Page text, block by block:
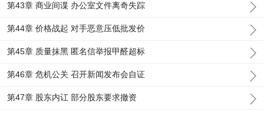
第43章 商业间谍 办公室文件离奇失踪
第44章 价格战起 对手恶意压低批发价
第45章 质量抹黑 匿名信举报甲醛超标
第46章 危机公关 召开新闻发布会自证
第47章 股东内讧 部分股东要求撤资